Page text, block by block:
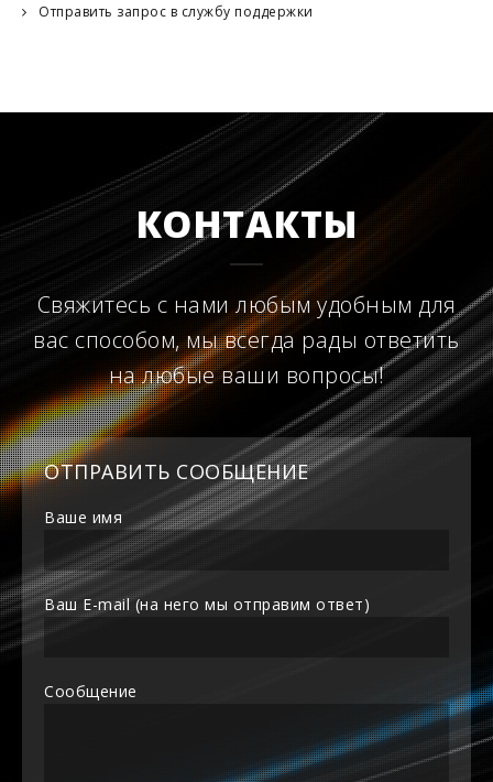
Отправить запрос в службу поддержки
КОНТАКТЫ
Свяжитесь с нами любым удобным для
вас способом, мы всегда рады ответить
на любые ваши вопросы!
ОТПРАВИТЬ СООБЩЕНИЕ
Ваше имя
Ваш E-mail (на него мы отправим ответ)
Сообщение